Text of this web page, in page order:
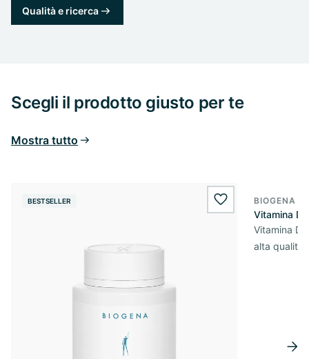
Qualità e ricerca
Scegli il prodotto giusto per te
Mostra tutto
BESTSELLER wishlist.add
BIOGENA
Vitamina
Vitamina
alta qualità